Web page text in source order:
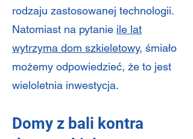
rodzaju zastosowanej technologii.
Natomiast na pytanie ile lat
wytrzyma dom szkieletowy, śmiało
możemy odpowiedzieć, że to jest
wieloletnia inwestycja.
Domy z bali kontra